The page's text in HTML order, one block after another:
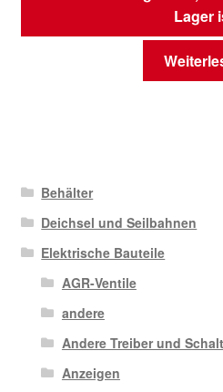
Lager
Behälter
Deichsel und Seilbahnen
Elektrische Bauteile
AGR-Ventile
andere
Andere Treiber und
Anzeigen